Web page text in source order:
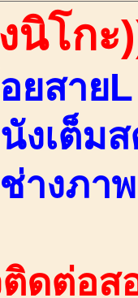
นิโกะ
ยสาย
งเต็ม
างภาพ
ดต่อส